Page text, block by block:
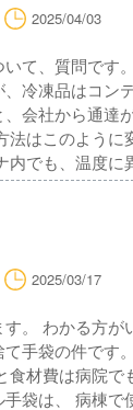
2025/04/03
て、質問です
冷凍品はコン
会社から通達
法はこのよう
内でも、温度
2025/03/17
。 わかる方が
手袋の件です
食材費は病院で
袋は、 病棟で